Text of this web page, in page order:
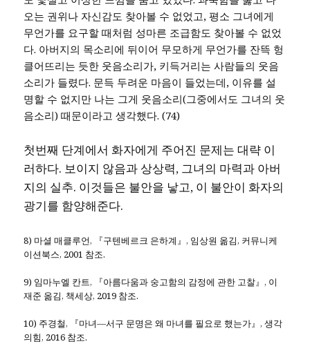
오는 권위나 자신감도 찾아볼 수 없었고, 평소 그녀에게
무언가를 요구할 때처럼 성마른 조급함도 찾아볼 수 없었
다. 아버지의 목소리에 뒤이어 무모하게 무언가를 잔뜩 헝
클어뜨리는 듯한 웃음소리가, 키득거리는 사람들의 웃음
소리가 들렸다. 문득 두려운 마음이 들었는데, 이유를 설
명할 수 없지만 나는 그게 웃음소리(그중에서도 그녀의 웃
음소리) 때문이라고 생각했다. (74)
첫번째 단계에서 화자에게 주어진 문제는 대략 이
러하다. 보이지 않음과 상상력, 그녀의 마력과 아버
지의 실추. 이것들은 불안을 낳고, 이 불안이 화자의
광기를 함양해준다.
8) 마셜 매클루언, 『구텐베르크 은하계』, 임상원 옮김, 커뮤니케
이션북스, 2001 참조.
9) 임마누엘 칸트, 『아름다움과 숭고함의 감정에 관한 고찰』, 이
재준 옮김, 책세상, 2019 참조.
10) 주경철, 『마녀―서구 문명은 왜 마녀를 필요로 했는가』, 생각
의힘, 2016 참조.